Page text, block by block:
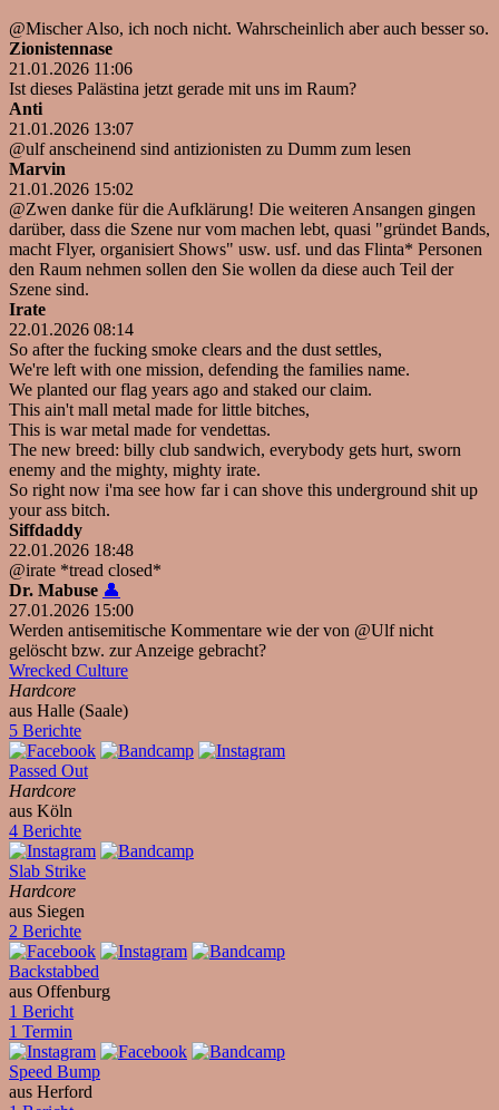
@Mischer Also, ich noch nicht. Wahrscheinlich aber auch besser so.
Zionistennase
21.01.2026 11:06
Ist dieses Palästina jetzt gerade mit uns im Raum?
Anti
21.01.2026 13:07
@ulf anscheinend sind antizionisten zu Dumm zum lesen
Marvin
21.01.2026 15:02
@Zwen danke für die Aufklärung! Die weiteren Ansangen gingen
darüber, dass die Szene nur vom machen lebt, quasi "gründet Bands,
macht Flyer, organisiert Shows" usw. usf. und das Flinta* Personen
den Raum nehmen sollen den Sie wollen da diese auch Teil der
Szene sind.
Irate
22.01.2026 08:14
So after the fucking smoke clears and the dust settles,
We're left with one mission, defending the families name.
We planted our flag years ago and staked our claim.
This ain't mall metal made for little bitches,
This is war metal made for vendettas.
The new breed: billy club sandwich, everybody gets hurt, sworn
enemy and the mighty, mighty irate.
So right now i'ma see how far i can shove this underground shit up
your ass bitch.
Siffdaddy
22.01.2026 18:48
@irate *tread closed*
Dr. Mabuse 👤
27.01.2026 15:00
Werden antisemitische Kommentare wie der von @Ulf nicht
gelöscht bzw. zur Anzeige gebracht?
Wrecked Culture
Hardcore
aus Halle (Saale)
5 Berichte
Passed Out
Hardcore
aus Köln
4 Berichte
Slab Strike
Hardcore
aus Siegen
2 Berichte
Backstabbed
aus Offenburg
1 Bericht
1 Termin
Speed Bump
aus Herford